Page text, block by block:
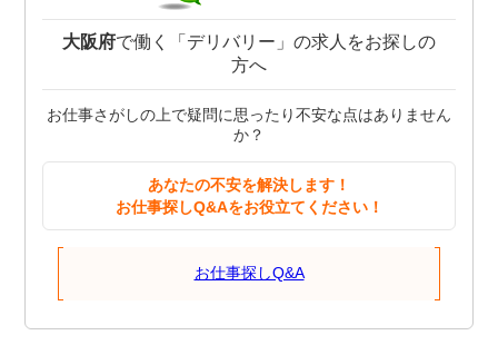
大阪府で働く「デリバリー」の求人をお探しの
方へ
お仕事さがしの上で疑問に思ったり不安な点はありません
か？
あなたの不安を解決します！
お仕事探しQ&Aをお役立てください！
お仕事探しQ&A